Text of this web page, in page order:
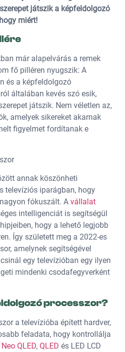
játszik a képfeldolgozó
miért!
már alapelvárás a remek
fő pilléren nyugszik: A
és a képfeldolgozó
általában kevés szó esik,
játszik. Nem véletlen az,
amelyek sikereket akarnak
figyelmet fordítanak e
annak köszönheti
televíziós iparágban, hogy
fókuszált. A vállalat
intelligenciát is segítségül
hogy a lehető legjobb
Így született meg a 2022-es
amelynek segítségével
egy televízióban egy ilyen
mindenki csodafegyverként
processzor?
a televízióba épített hardver,
feladata, hogy kontrollálja
Neo QLED, QLED és LED LCD